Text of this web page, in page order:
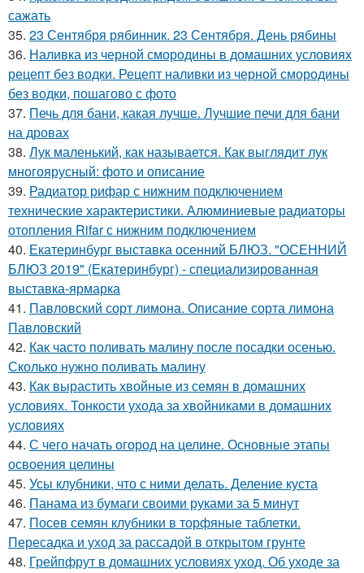
сажать
35. 23 Сентября рябинник. 23 Сентября. День рябины
36. Наливка из черной смородины в домашних условиях
рецепт без водки. Рецепт наливки из черной смородины
без водки, пошагово с фото
37. Печь для бани, какая лучше. Лучшие печи для бани
на дровах
38. Лук маленький, как называется. Как выглядит лук
многоярусный: фото и описание
39. Радиатор рифар с нижним подключением
технические характеристики. Алюминиевые радиаторы
отопления Rifar с нижним подключением
40. Екатеринбург выставка осенний БЛЮЗ. "ОСЕННИЙ
БЛЮЗ 2019" (Екатеринбург) - специализированная
выставка-ярмарка
41. Павловский сорт лимона. Описание сорта лимона
Павловский
42. Как часто поливать малину после посадки осенью.
Сколько нужно поливать малину
43. Как вырастить хвойные из семян в домашних
условиях. Тонкости ухода за хвойниками в домашних
условиях
44. С чего начать огород на целине. Основные этапы
освоения целины
45. Усы клубники, что с ними делать. Деление куста
46. Панама из бумаги своими руками за 5 минут
47. Посев семян клубники в торфяные таблетки.
Пересадка и уход за рассадой в открытом грунте
48. Грейпфрут в домашних условиях уход. Об уходе за